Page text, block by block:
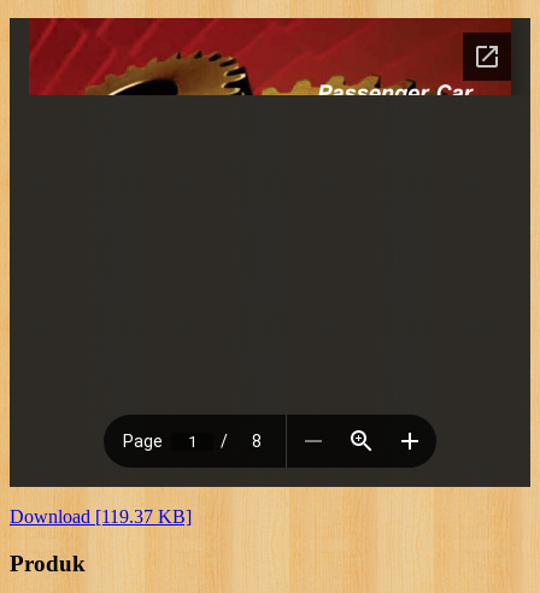
Download [119.37 KB]
Produk